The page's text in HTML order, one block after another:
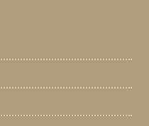
めてるものは？(7)
？(12)